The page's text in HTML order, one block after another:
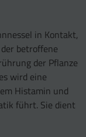
in Kontakt,
betroffene
der Pflanze
wird eine
Histamin und
führt. Sie dient